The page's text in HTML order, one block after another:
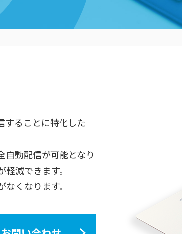
することに特化した
動配信が可能となり
減できます。
くなります。